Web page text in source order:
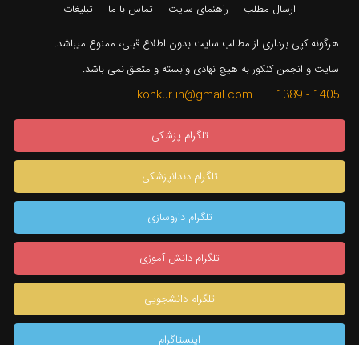
ارسال مطلب راهنمای سایت تماس با ما تبلیغات
هرگونه کپی برداری از مطالب سایت بدون اطلاع قبلی، ممنوع میباشد.
سایت و انجمن کنکور به هیچ نهادی وابسته و متعلق نمی باشد.
1405 - 1389 konkur.in@gmail.com
تلگرام پزشکی
تلگرام دندانپزشکی
تلگرام داروسازی
تلگرام دانش آموزی
تلگرام دانشجویی
اینستاگرام